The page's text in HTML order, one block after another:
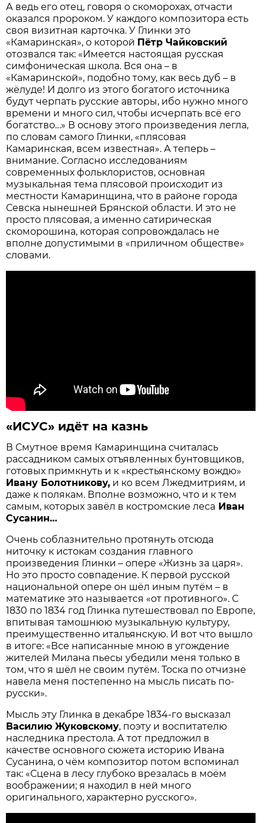
А ведь его отец, говоря о скоморохах, отчасти
оказался пророком. У каждого композитора есть
своя визитная карточка. У Глинки это
«Камаринская», о которой Пётр Чайковский
отозвался так: «Имеется настоящая русская
симфоническая школа. Вся она – в
«Камаринской», подобно тому, как весь дуб – в
жёлуде! И долго из этого богатого источника
будут черпать русские авторы, ибо нужно много
времени и много сил, чтобы исчерпать всё его
богатство…» В основу этого произведения легла,
по словам самого Глинки, «плясовая
Камаринская, всем известная». А теперь –
внимание. Согласно исследованиям
современных фольклористов, основная
музыкальная тема плясовой происходит из
местности Камаринщина, что в районе города
Севска нынешней Брянской области. И это не
просто плясовая, а именно сатирическая
скоморошина, которая сопровождалась не
вполне допустимыми в «приличном обществе»
словами.
«ИСУС» идёт на казнь
В Смутное время Камаринщина считалась
рассадником самых отъявленных бунтовщиков,
готовых примкнуть и к «крестьянскому вождю»
Ивану Болотникову, и ко всем Лжедмитриям, и
даже к полякам. Вполне возможно, что и к тем
самым, которых завёл в костромские леса Иван
Сусанин…
Очень соблазнительно протянуть отсюда
ниточку к истокам создания главного
произведения Глинки – опере «Жизнь за царя».
Но это просто совпадение. К первой русской
национальной опере он шёл иным путём – в
математике это называется «от противного». С
1830 по 1834 год Глинка путешествовал по Европе,
впитывая тамошнюю музыкальную культуру,
преимущественно итальянскую. И вот что вышло
в итоге: «Все написанные мною в угождение
жителей Милана пьесы убедили меня только в
том, что я шёл не своим путём. Тоска по отчизне
навела меня постепенно на мысль писать по-
русски».
Мысль эту Глинка в декабре 1834-го высказал
Василию Жуковскому, поэту и воспитателю
наследника престола. А тот предложил в
качестве основного сюжета историю Ивана
Сусанина, о чём композитор потом вспоминал
так: «Сцена в лесу глубоко врезалась в моём
воображении; я находил в ней много
оригинального, характерно русского».